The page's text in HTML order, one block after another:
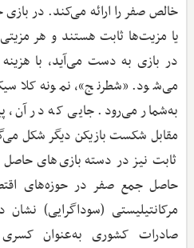
خالص صفر را ارائه می‌کند. در
یا مزیت‌ها ثابت هستند و هر
در بازی به دست می‌آید، با
می‌شود. «شطرنج»، نمونه
به‌شمار می‌رود. جایی که در آن،
مقابل شکست بازیکن دیگر شکل
ثابت نیز در دسته بازی‌های
حاصل جمع صفر در حوزه‌های
مرکانتیلیستی (سوداگرایی)
صادرات کشوری به‌عنوان